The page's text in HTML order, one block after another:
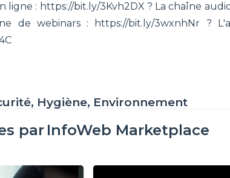
ligne : https://bit.ly/3Kvh2DX ? La chaîne
de webinars : https://bit.ly/3wxnhNr ?
Hygiène, Environnement
par InfoWeb Marketplace